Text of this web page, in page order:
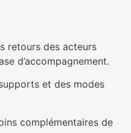
retours des acteurs
d’accompagnement.
et des modes
complémentaires de